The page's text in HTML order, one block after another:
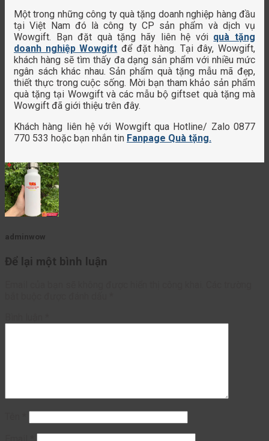
Một trong những công ty quà tặng doanh nghiệp hàng đầu
tại Việt Nam đó là công ty CP sản phẩm và dịch vụ
Wowgift. Bạn đặt quà tặng hãy liên hệ với quà tặng
doanh nghiệp Wowgift để đặt hàng. Tại đây, Wowgift,
khách hàng sẽ tìm thấy đa dạng sản phẩm với nhiều mức
ngân sách khác nhau. Sản phẩm quà tặng mẫu mã đẹp,
thiết thực trong cuộc sống. Mời bạn tham khảo sản phẩm
quà tặng tại Wowgift và các mẫu bộ giftset quà tặng mà
Wowgift đã giới thiệu trên đây.
Khách hàng liên hệ với Wowgift qua Hotline/ Zalo 0877
770 533 hoặc bạn nhắn tin Fanpage Quà tặng.
adminwow
Để lại một bình luận